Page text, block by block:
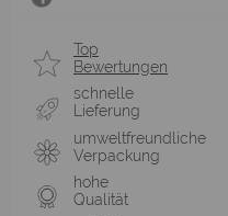
Top
Bewertungen
schnelle
Lieferung
umweltfreundliche
Verpackung
hohe
Qualität